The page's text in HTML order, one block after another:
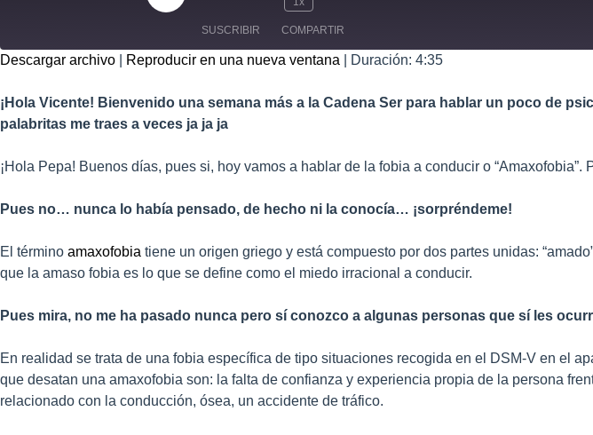
SUSCRIBIR COMPARTIR
FEED RSS
ENLACE
R
Descargar archivo Reproducir en una nueva ventana Duración: 4:35
¡Hola Vicente! Bienvenido una semana más a la Cadena Ser para hablar un poco de
palabritas me traes a veces ja ja ja
¡Hola Pepa! Buenos días, pues si, hoy vamos a hablar de la fobia a conducir o
Pues no… nunca lo había pensado, de hecho ni la conocía… ¡sorpréndeme!
El término amaxofobia tiene un origen griego y está compuesto por dos partes unidas:
que la amaso fobia es lo que se define como el miedo irracional a conducir.
Pues mira, no me ha pasado nunca pero sí conozco a algunas personas que sí les
En realidad se trata de una fobia específica de tipo situaciones recogida en el DSM-V en el
que desatan una amaxofobia son: la falta de confianza y experiencia propia de la persona
relacionado con la conducción, ósea, un accidente de tráfico.